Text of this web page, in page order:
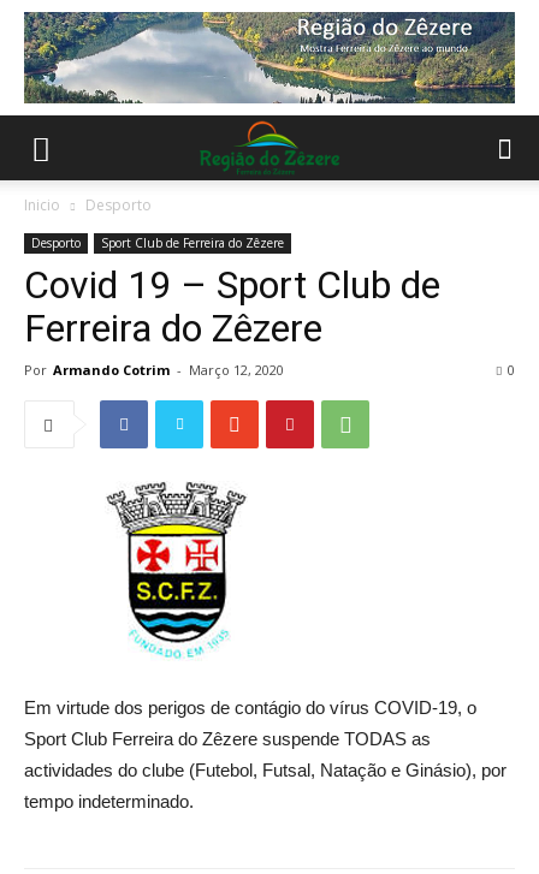
Inicio Desporto
Desporto Sport Club de Ferreira do Zêzere
Covid 19 – Sport Club de
Ferreira do Zêzere
Por Armando Cotrim - Março 12, 2020 0
Em virtude dos perigos de contágio do vírus COVID-19, o
Sport Club Ferreira do Zêzere suspende TODAS as
actividades do clube (Futebol, Futsal, Natação e Ginásio), por
tempo indeterminado.